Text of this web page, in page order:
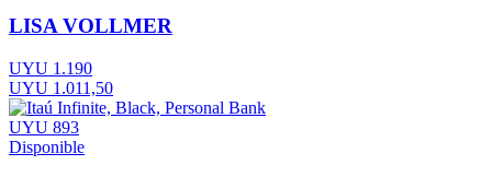
LISA VOLLMER
UYU 1.190
UYU 1.011,50
UYU 893
Disponible